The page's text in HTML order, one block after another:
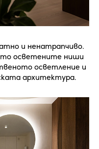
и ненатрапчиво.
осветените ниши
осветление и
архитектура.